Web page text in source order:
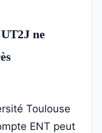
ne
Toulouse
ENT peut